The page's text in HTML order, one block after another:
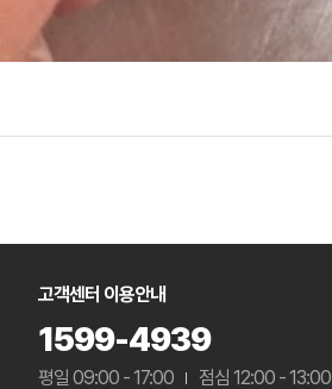
고객센터 이용안내
1599-4939
평일 09:00 - 17:00 점심 12:00 - 13:00